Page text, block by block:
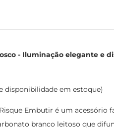
- Iluminação elegante e
disponibilidade em estoque)
Embutir é um
branco leitoso que